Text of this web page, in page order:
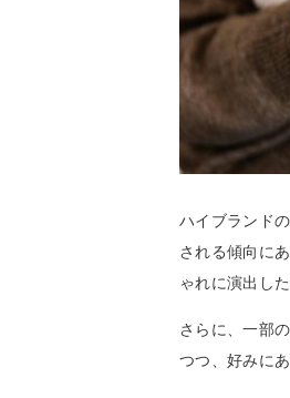
ハイブランド
される傾向に
ゃれに演出し
さらに、一部
つつ、好みに